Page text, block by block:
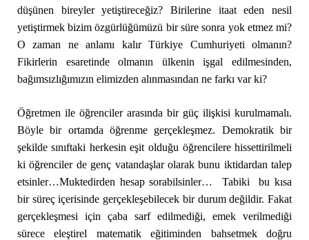
düşünen bireyler yetiştireceğiz? Birilerine itaat eden nesil
yetiştirmek bizim özgürlüğümüzü bir süre sonra yok etmez mi?
O zaman ne anlamı kalır Türkiye Cumhuriyeti olmanın?
Fikirlerin esaretinde olmanın ülkenin işgal edilmesinden,
bağımsızlığımızın elimizden alınmasından ne farkı var ki?
Öğretmen ile öğrenciler arasında bir güç ilişkisi kurulmamalı.
Böyle bir ortamda öğrenme gerçekleşmez. Demokratik bir
şekilde sınıftaki herkesin eşit olduğu öğrencilere hissettirilmeli
ki öğrenciler de genç vatandaşlar olarak bunu iktidardan talep
etsinler…Muktedirden hesap sorabilsinler… Tabiki bu kısa
bir süreç içerisinde gerçekleşebilecek bir durum değildir. Fakat
gerçekleşmesi için çaba sarf edilmediği, emek verilmediği
sürece eleştirel matematik eğitiminden bahsetmek doğru